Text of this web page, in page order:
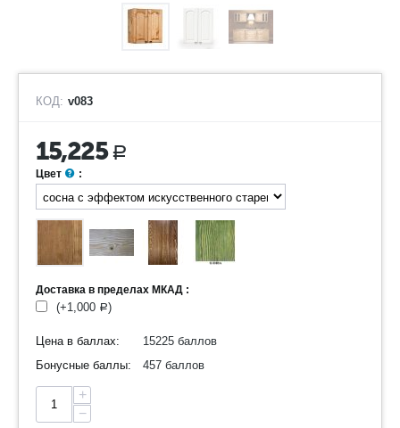
КОД: v083
15,225 Р
Цвет :
Доставка в пределах МКАД :
(+1,000 Р)
Цена в баллах:
15225 баллов
Бонусные баллы:
457 баллов
+
−